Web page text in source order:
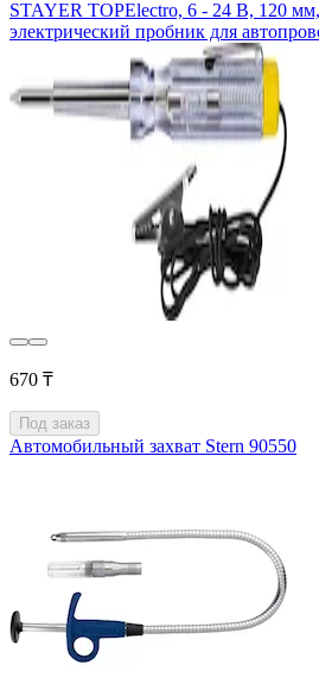
STAYER TOPElectro, 6 - 24 В, 120
электрический пробник для
670 ₸
Под заказ
Автомобильный захват Stern 90550